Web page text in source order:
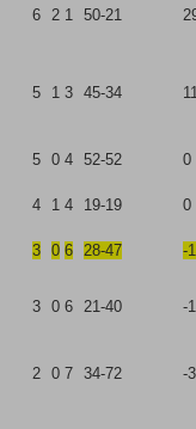
6 2 1 50-21
5 1 3 45-34
5 0 4 52-52
0
4 1 4 19-19
0
3 0 6 28-47
-
3 0 6 21-40 -
2 0 7 34-72 -